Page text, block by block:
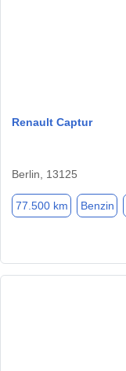
Renault Captur
Berlin, 13125
77.500 km Benzin